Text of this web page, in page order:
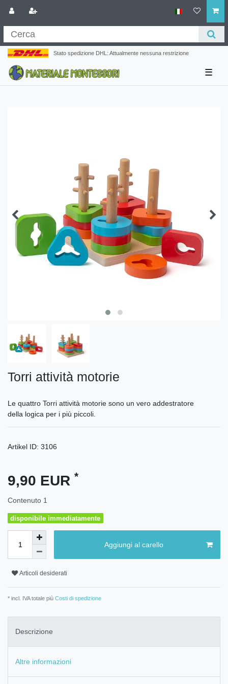
Stato spedizione DHL: Attualmente nessuna restrizione
☰
Torri attività motorie
Le quattro Torri attività motorie sono un vero addestratore
della logica per i più piccoli.
Artikel ID: 3106
9,90 EUR *
Contenuto 1
disponibile immediatamente
Aggiungi al carello
Articoli desiderati
* incl. IVA totale più Costi di spedizione
Descrizione
Altre informazioni